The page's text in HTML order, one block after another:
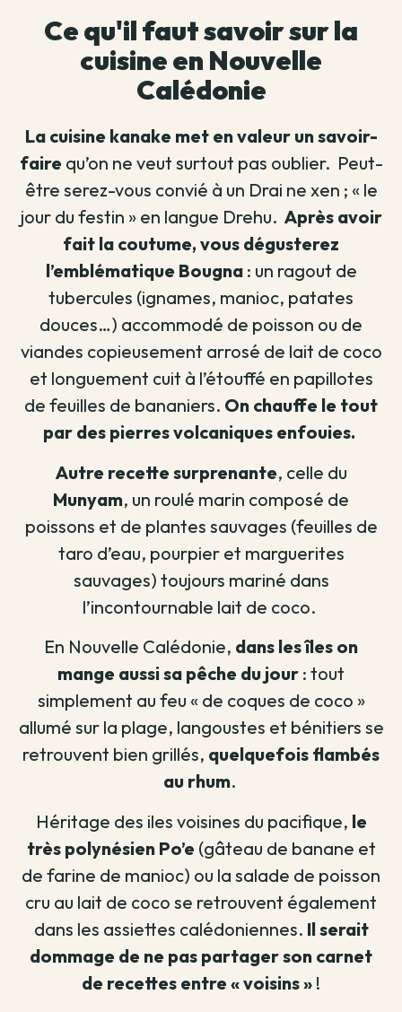
Ce qu'il faut savoir sur la
cuisine en Nouvelle
Calédonie
La cuisine kanake met en valeur un savoir-
faire qu’on ne veut surtout pas oublier. Peut-
être serez-vous convié à un Drai ne xen ; « le
jour du festin » en langue Drehu. Après avoir
fait la coutume, vous dégusterez
l’emblématique Bougna: un ragout de
tubercules (ignames, manioc, patates
douces…) accommodé de poisson ou de
viandes copieusement arrosé de lait de coco
et longuement cuit à l’étouffé en papillotes
de feuilles de bananiers. On chauffe le tout
par des pierres volcaniques enfouies.
Autre recette surprenante, celle du
Munyam, un roulé marin composé de
poissons et de plantes sauvages (feuilles de
taro d’eau, pourpier et marguerites
sauvages) toujours mariné dans
l’incontournable lait de coco.
En Nouvelle Calédonie, dans les îles on
mange aussi sa pêche du jour : tout
simplement au feu « de coques de coco »
allumé sur la plage, langoustes et bénitiers se
retrouvent bien grillés, quelquefois flambés
au rhum.
Héritage des iles voisines du pacifique, le
très polynésien Po’e (gâteau de banane et
de farine de manioc) ou la salade de poisson
cru au lait de coco se retrouvent également
dans les assiettes calédoniennes. Il serait
dommage de ne pas partager son carnet
de recettes entre « voisins » !